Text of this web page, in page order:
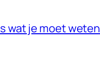
wat je moet